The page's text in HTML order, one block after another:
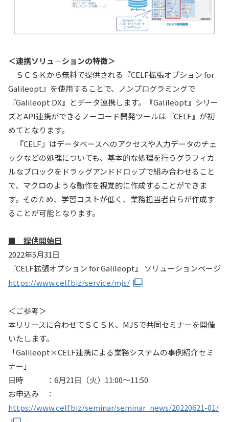
＜連携ソリュ―ションの特徴＞
ＳＣＳＫから無料で提供される『CELF拡張オプション for
Galileopt』を使用することで、ノンプログラミングで
『Galileopt DX』とデータ連携します。『Galileopt』シリー
ズとAPI連携ができるノーコード開発ツールは『CELF』が初
めてとなります。
『CELF』はデータベースへのアクセスや入力データのチェ
ックなどの処理についても、基本的な処理を行うグラフィカ
ルなブロックをドラッグアンドドロップで組み合わせること
で、マクロのような動作を視覚的に作成することができま
す。そのため、学習コストが低く、業務担当者自らが作成す
ることが可能となります。
■ 提供開始日
2022年5月31日
『CELF拡張オプション for Galileopt』 ソリューションページ
https://www.celf.biz/service/mjs/
＜ご参考＞
本リリースに合わせてＳＣＳＫ、MJSで共同セミナーを開催
いたします。
「Galileopt×CELF連携による業務システムの事例紹介セミ
ナー」
日時 ：6月21日（火）11:00～11:50
お申込み ：
https://www.celf.biz/seminar/seminar_news/20220621-01/